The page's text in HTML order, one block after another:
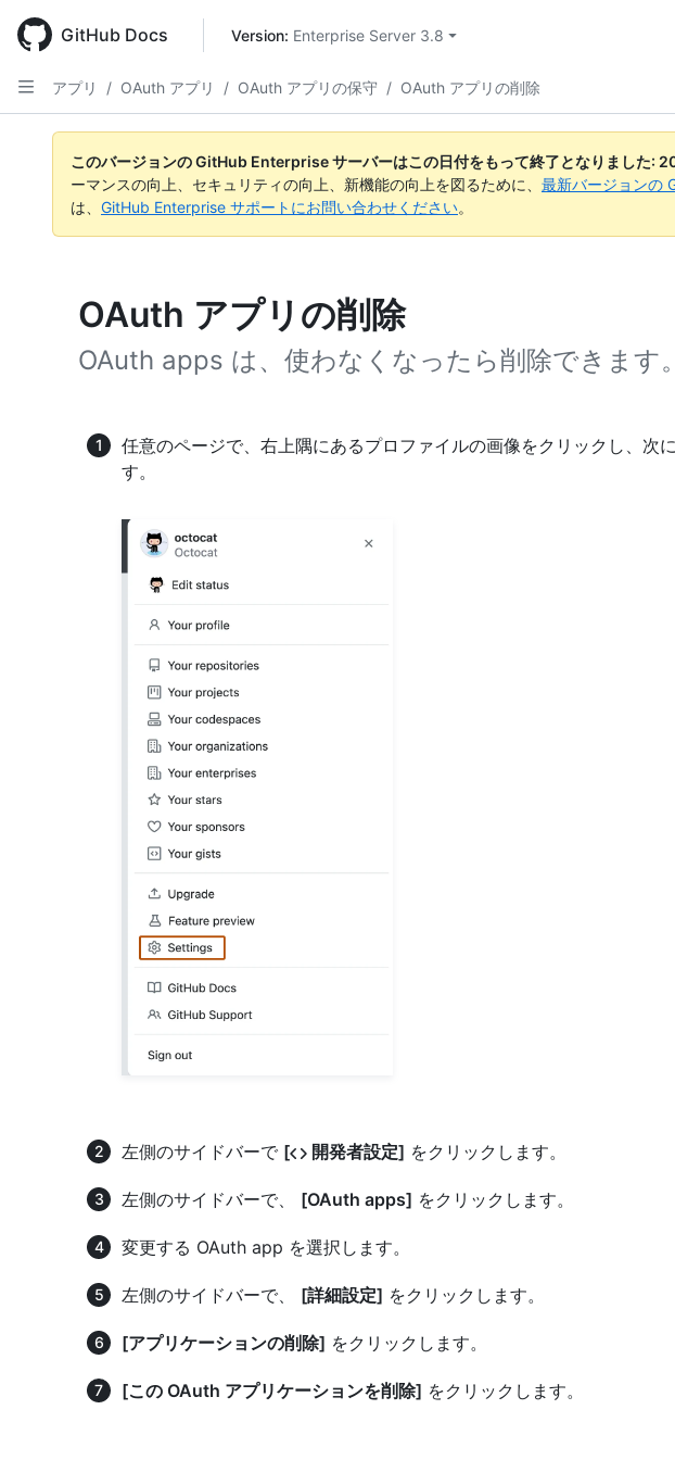
main
content
GitHub Docs Version: Enterprise Server 3.8
アプリ / OAuth アプリ / OAuth アプリの保守 / OAuth アプリの削除
このバージョンの GitHub Enterprise サーバーはこの日付をもって終了となりました:
ーマンスの向上、セキュリティの向上、新機能の向上を図るために、 最新バージョンの
は、 GitHub Enterprise サポートにお問い合わせください。
OAuth アプリの削除
OAuth apps は、使わなくなったら削除できます。
任意のページで、右上隅にあるプロファイルの画像をクリックし、次
す。
左側のサイドバーで [ 開発者設定] をクリックします。
左側のサイドバーで、 [OAuth apps] をクリックします。
変更する OAuth app を選択します。
左側のサイドバーで、 [詳細設定] をクリックします。
[アプリケーションの削除] をクリックします。
[この OAuth アプリケーションを削除] をクリックします。